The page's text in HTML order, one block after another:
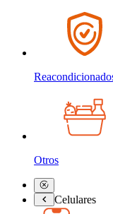
Otros
Celulares